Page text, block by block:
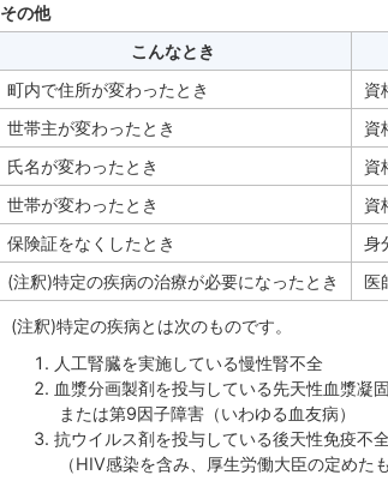
その他
こんなとき
町内で住所が変わったとき
資
世帯主が変わったとき
資
氏名が変わったとき
資
世帯が変わったとき
資
保険証をなくしたとき
身
(注釈)特定の疾病の治療が必要になったとき
医
(注釈)特定の疾病とは次のものです。
人工腎臓を実施している慢性腎不全
血漿分画製剤を投与している先天性血漿凝
または第9因子障害（いわゆる血友病）
抗ウイルス剤を投与している後天性免疫不
（HIV感染を含み、厚生労働大臣の定めた